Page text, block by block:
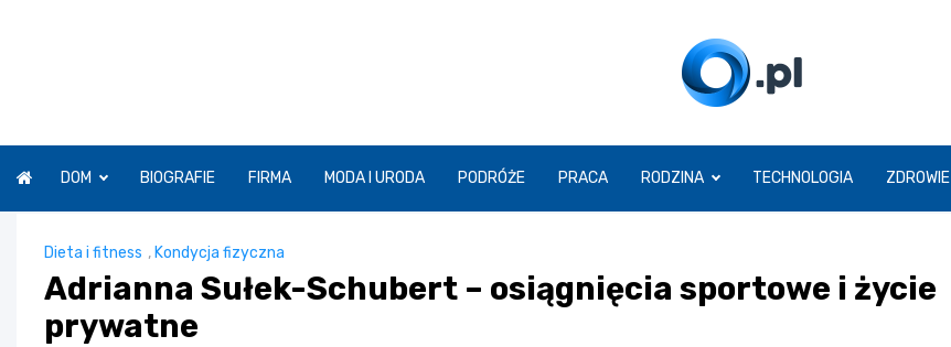
O.pl
DOM BIOGRAFIE FIRMA MODA I URODA PODRÓŻE PRACA RODZINA TECHNOLOGIA ZDROWIE
Dieta i fitness , Kondycja fizyczna
Adrianna Sułek-Schubert – osiągnięcia sportowe i życie
prywatne